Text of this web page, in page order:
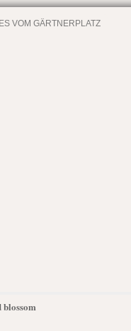
VOM GÄRTNERPLATZ